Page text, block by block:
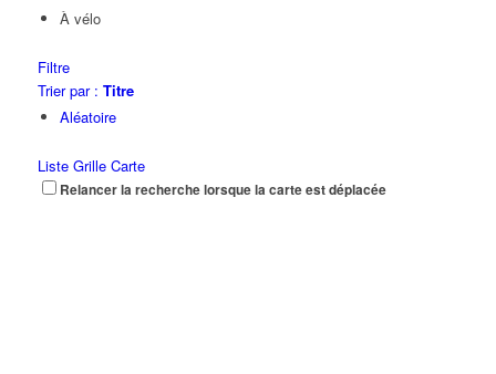
À vélo
Filtre
Trier par : Titre
Aléatoire
Liste Grille Carte
Relancer la recherche lorsque la carte est déplacée